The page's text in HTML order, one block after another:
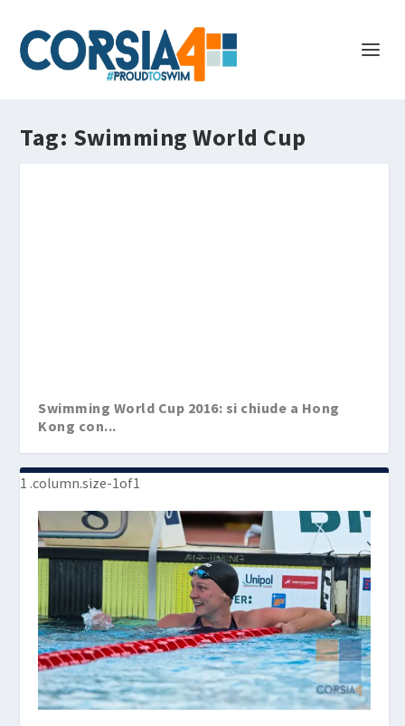
Tag: Swimming World Cup
Swimming World Cup 2016: si chiude a Hong
Kong con...
Swimming World Cup 2016: a Tokyo
“mondiali&#...
Swimming World Cup 2016, a Singapore WRJ per
Chalm...
Swimming World Cup 2016, Seto e Kaneto i più
veloc...
Swimming World Cup 2016, Dubai day 2, ancora
Moroz...
Swimming World Cup 2016, le sei “faticheR...